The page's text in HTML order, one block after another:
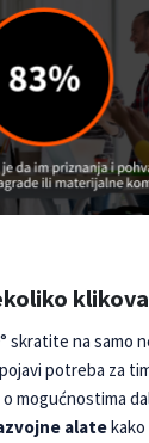
klikova
skratite na samo
potreba za
mogućnostima
alate